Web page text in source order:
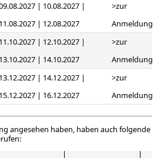
| 10.08.2027 |
11.08.2027 | 12.08.2027
>zur
Anmeldung
11.10.2027 | 12.10.2027 |
13.10.2027 | 14.10.2027
>zur
Anmeldung
13.12.2027 | 14.12.2027 |
15.12.2027 | 16.12.2027
>zur
Anmeldung
angesehen haben, haben auch folgende